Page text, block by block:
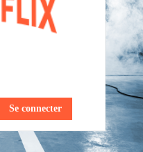
Se connecter